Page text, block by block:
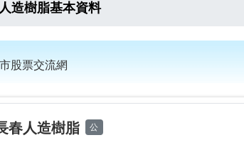
造樹脂基本資料
股票交流網
春人造樹脂 公